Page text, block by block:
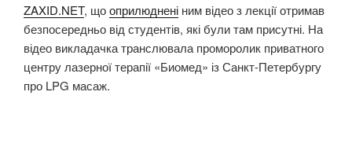
ZAXID.NET, щооприлюднені ним відео з лекції отримав
безпосередньо від студентів, які були там присутні. На
відео викладачка транслювала проморолик приватного
центру лазерної терапії «Биомед» із Санкт-Петербургу
про LPG масаж.